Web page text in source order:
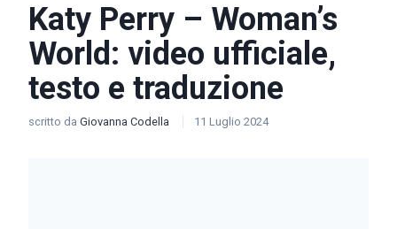
Katy Perry – Woman’s
World: video ufficiale,
testo e traduzione
scritto da Giovanna Codella 11 Luglio 2024